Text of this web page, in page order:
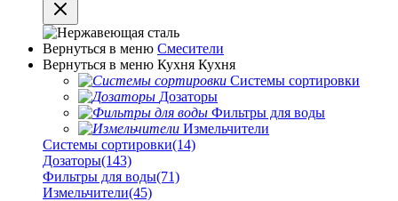
Вернуться в меню Смесители
Вернуться в меню Кухня Кухня
Системы сортировки
Дозаторы
Фильтры для воды
Измельчители
Системы сортировки(14)
Дозаторы(143)
Фильтры для воды(71)
Измельчители(45)